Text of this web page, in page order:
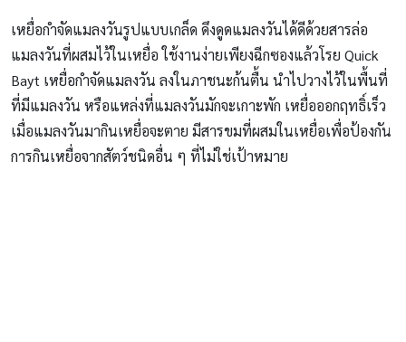
เหยื่อกำจัดแมลงวันรูปแบบเกล็ด ดึงดูดแมลงวันได้ดีด้วยสารล่อ
แมลงวันที่ผสมไว้ในเหยื่อ ใช้งานง่ายเพียงฉีกซองแล้วโรย Quick
Bayt เหยื่อกำจัดแมลงวัน ลงในภาชนะก้นตื้น นำไปวางไว้ในพื้นที่
ที่มีแมลงวัน หรือแหล่งที่แมลงวันมักจะเกาะพัก เหยื่อออกฤทธิ์เร็ว
เมื่อแมลงวันมากินเหยื่อจะตาย มีสารขมที่ผสมในเหยื่อเพื่อป้องกัน
การกินเหยื่อจากสัตว์ชนิดอื่น ๆ ที่ไม่ใช่เป้าหมาย